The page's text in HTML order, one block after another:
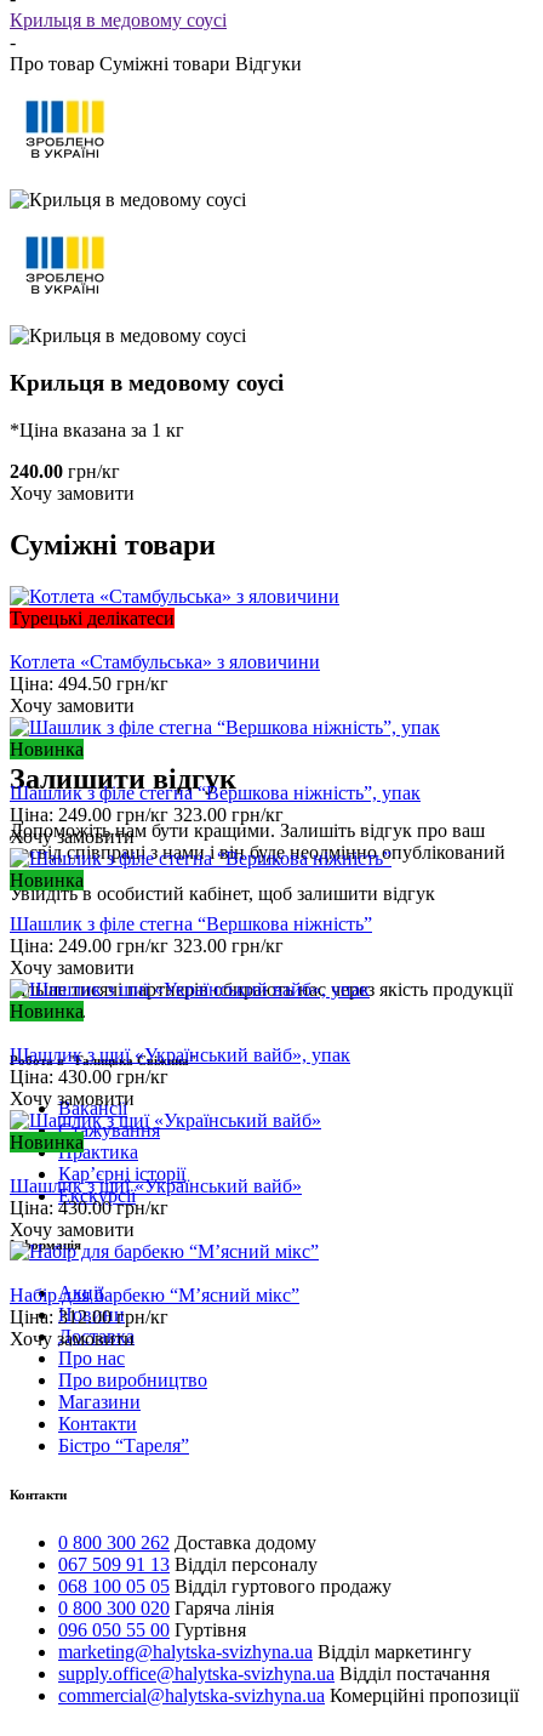
Крильця в медовому соусі
-
Про товар Суміжні товари Відгуки
Крильця в медовому соусі
*Ціна вказана за 1 кг
240.00 грн/кг
Хочу замовити
Суміжні товари
Турецькі делікатеси
Котлета «Стамбульська» з яловичини
Ціна: 494.50 грн/кг
Хочу замовити
Новинка
Шашлик з філе стегна “Вершкова ніжність”, упак
Ціна: 249.00 грн/кг 323.00 грн/кг
Хочу замовити
Новинка
Шашлик з філе стегна “Вершкова ніжність”
Ціна: 249.00 грн/кг 323.00 грн/кг
Хочу замовити
Новинка
Шашлик з шиї «Український вайб», упак
Ціна: 430.00 грн/кг
Хочу замовити
Новинка
Шашлик з шиї «Український вайб»
Ціна: 430.00 грн/кг
Хочу замовити
Набір для барбекю “М’ясний мікс”
Ціна: 312.00 грн/кг
Хочу замовити
Залишити відгук
Допоможіть нам бути кращими. Залишіть відгук про ваш
досвід співпраці з нами і він буде неодмінно опублікований
Увійдітьв особистий кабінет, щоб залишити відгук
Більше тисячі партнерів обирають нас через якість продукції
та сервіс.
Робота в "Галицька Свіжина"
Вакансії
Стажування
Практика
Карʼєрні історії
Екскурсії
Інформація
Акції
Новини
Доставка
Про нас
Про виробництво
Магазини
Контакти
Бістро “Тареля”
Контакти
0 800 300 262 Доставка додому
067 509 91 13 Відділ персоналу
068 100 05 05 Відділ гуртового продажу
0 800 300 020 Гаряча лінія
096 050 55 00 Гуртівня
marketing@halytska-svizhyna.ua Відділ маркетингу
supply.office@halytska-svizhyna.ua Відділ постачання
commercial@halytska-svizhyna.ua Комерційні пропозиції